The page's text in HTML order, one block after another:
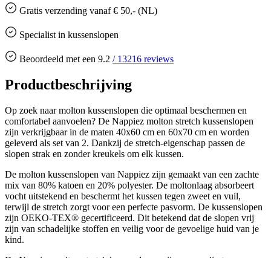
Gratis verzending vanaf € 50,- (NL)
Specialist in kussenslopen
Beoordeeld met een 9.2 / 13216 reviews
Productbeschrijving
Op zoek naar molton kussenslopen die optimaal beschermen en
comfortabel aanvoelen? De Nappiez molton stretch kussenslopen
zijn verkrijgbaar in de maten 40x60 cm en 60x70 cm en worden
geleverd als set van 2. Dankzij de stretch-eigenschap passen de
slopen strak en zonder kreukels om elk kussen.
De molton kussenslopen van Nappiez zijn gemaakt van een zachte
mix van 80% katoen en 20% polyester. De moltonlaag absorbeert
vocht uitstekend en beschermt het kussen tegen zweet en vuil,
terwijl de stretch zorgt voor een perfecte pasvorm. De kussenslopen
zijn OEKO-TEX® gecertificeerd. Dit betekend dat de slopen vrij
zijn van schadelijke stoffen en veilig voor de gevoelige huid van je
kind.